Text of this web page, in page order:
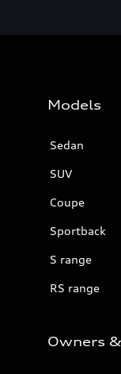
Models
Sedan
SUV
Coupe
Sportback
S range
RS range
Owners